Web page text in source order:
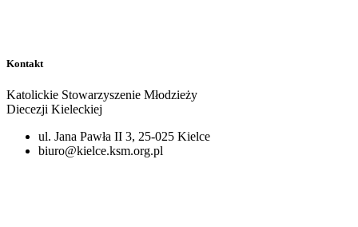
Kontakt
Katolickie Stowarzyszenie Młodzieży
Diecezji Kieleckiej
ul. Jana Pawła II 3, 25-025 Kielce
biuro@kielce.ksm.org.pl